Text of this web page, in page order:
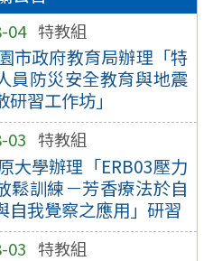
04 特教組
市政府教育局辦理「特
員防災安全教育與地震
習工作坊」
03 特教組
大學辦理「ERB03壓力
鬆訓練－芳香療法於自
自我覺察之應用」研習
03 特教組